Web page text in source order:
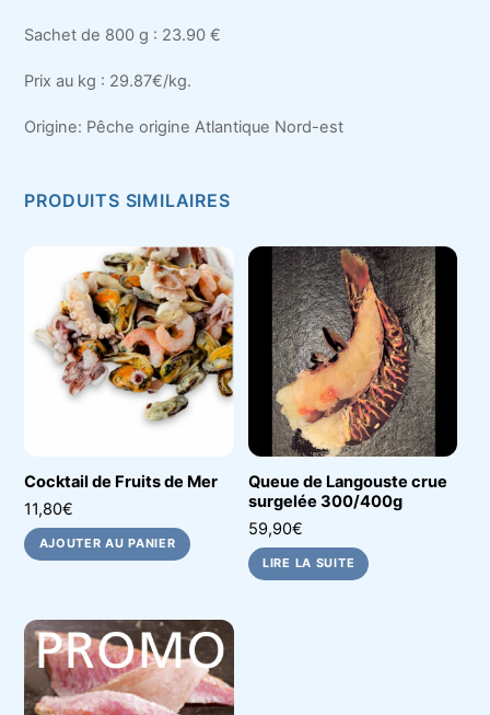
Sachet de 800 g : 23.90 €
Prix au kg : 29.87€/kg.
Origine: Pêche origine Atlantique Nord-est
PRODUITS SIMILAIRES
Cocktail de Fruits de Mer
11,80€
AJOUTER AU PANIER
Queue de Langouste crue
surgelée 300/400g
59,90€
LIRE LA SUITE